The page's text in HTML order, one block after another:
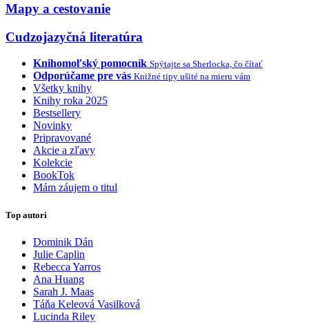
Mapy a cestovanie
Cudzojazyčná literatúra
Knihomoľský pomocník Spýtajte sa Sherlocka, čo čítať
Odporúčame pre vás Knižné tipy ušité na mieru vám
Všetky knihy
Knihy roka 2025
Bestsellery
Novinky
Pripravované
Akcie a zľavy
Kolekcie
BookTok
Mám záujem o titul
Top autori
Dominik Dán
Julie Caplin
Rebecca Yarros
Ana Huang
Sarah J. Maas
Táňa Keleová Vasilková
Lucinda Riley